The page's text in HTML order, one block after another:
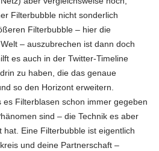
Filterbubble nicht sonderlich
Filterbubble – hier die
– auszubrechen ist dann doch
es auch in der Twitter-Timeline
zu haben, die das genaue
so den Horizont erweitern.
es Filterblasen schon immer gegeben
sind – die Technik es aber
hat. Eine Filterbubble ist eigentlich
und deine Partnerschaft –